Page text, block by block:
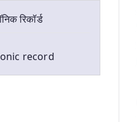
रिकॉर्ड
record